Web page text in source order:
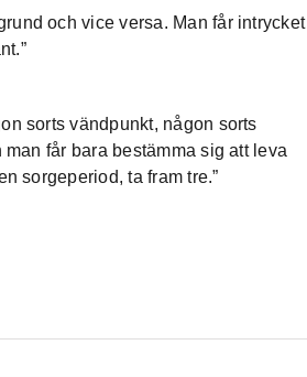
och vice versa. Man får intrycket
sorts vändpunkt, någon sorts
får bara bestämma sig att leva
sorgeperiod, ta fram tre.”